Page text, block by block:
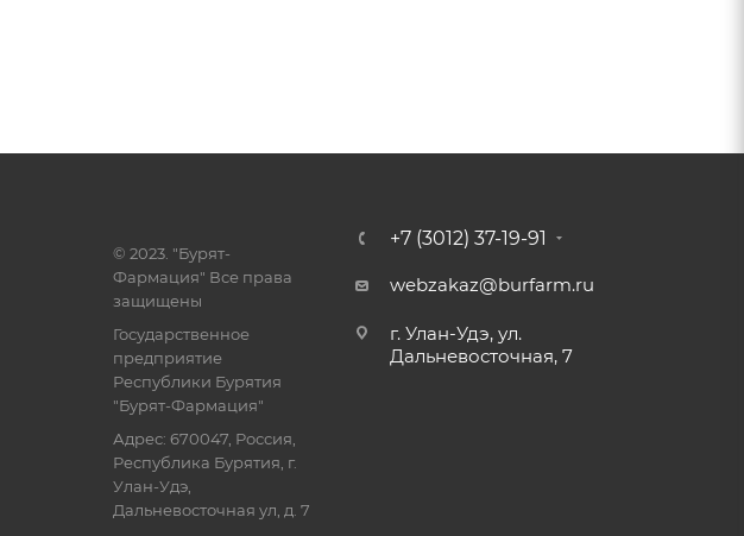
© 2023. "Бурят-
Фармация" Все права
защищены
Государственное
предприятие
Республики Бурятия
"Бурят-Фармация"
Адрес: 670047, Россия,
Республика Бурятия, г.
Улан-Удэ,
Дальневосточная ул, д. 7
+7 (3012) 37-19-91
webzakaz@burfarm.ru
г. Улан-Удэ, ул.
Дальневосточная, 7